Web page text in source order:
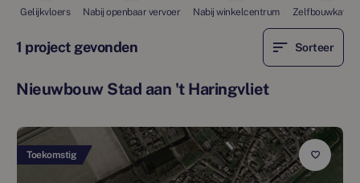
Gelijkvloers Nabij openbaar vervoer Nabij winkelcentrum Zelfbouwkavels
1 project gevonden Sorteer
Nieuwbouw Stad aan 't Haringvliet
Toekomstig